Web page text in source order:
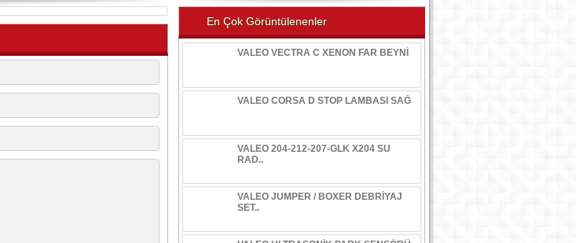
En Çok Görüntülenenler
VALEO VECTRA C XENON FAR BEYNİ
VALEO CORSA D STOP LAMBASI SAĞ
VALEO 204-212-207-GLK X204 SU
RAD..
VALEO JUMPER / BOXER DEBRİYAJ
SET..